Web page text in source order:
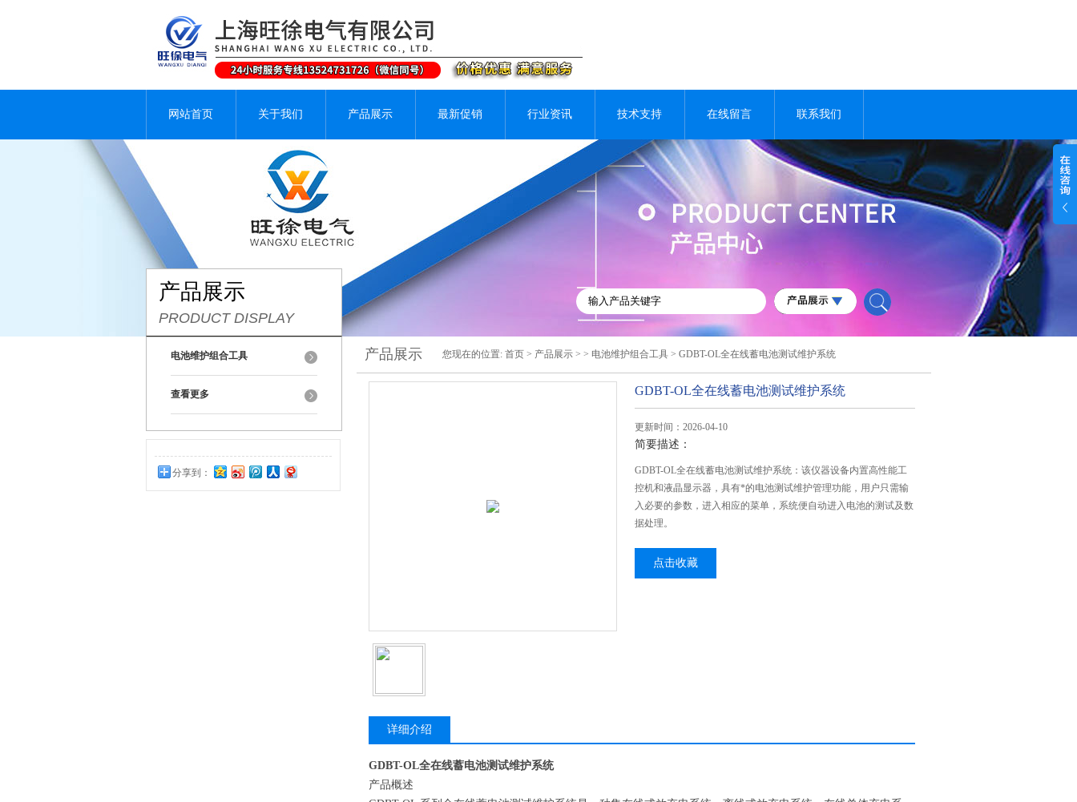
网站首页 关于我们 产品展示 最新促销 行业资讯 技术支持 在线留言 联系我们
产品展示
PRODUCT DISPLAY
电池维护组合工具
查看更多
分享到：
0
产品展示 您现在的位置: 首页 > 产品展示 > > 电池维护组合工具 > GDBT-OL全在线蓄电池测试维护系统
GDBT-OL全在线蓄电池测试维护系统
更新时间：2026-04-10
简要描述：
GDBT-OL全在线蓄电池测试维护系统：该仪器设备内置高性能工
控机和液晶显示器，具有*的电池测试维护管理功能，用户只需输
入必要的参数，进入相应的菜单，系统便自动进入电池的测试及数
据处理。
点击收藏
详细介绍
GDBT-OL全在线蓄电池测试维护系统
产品概述